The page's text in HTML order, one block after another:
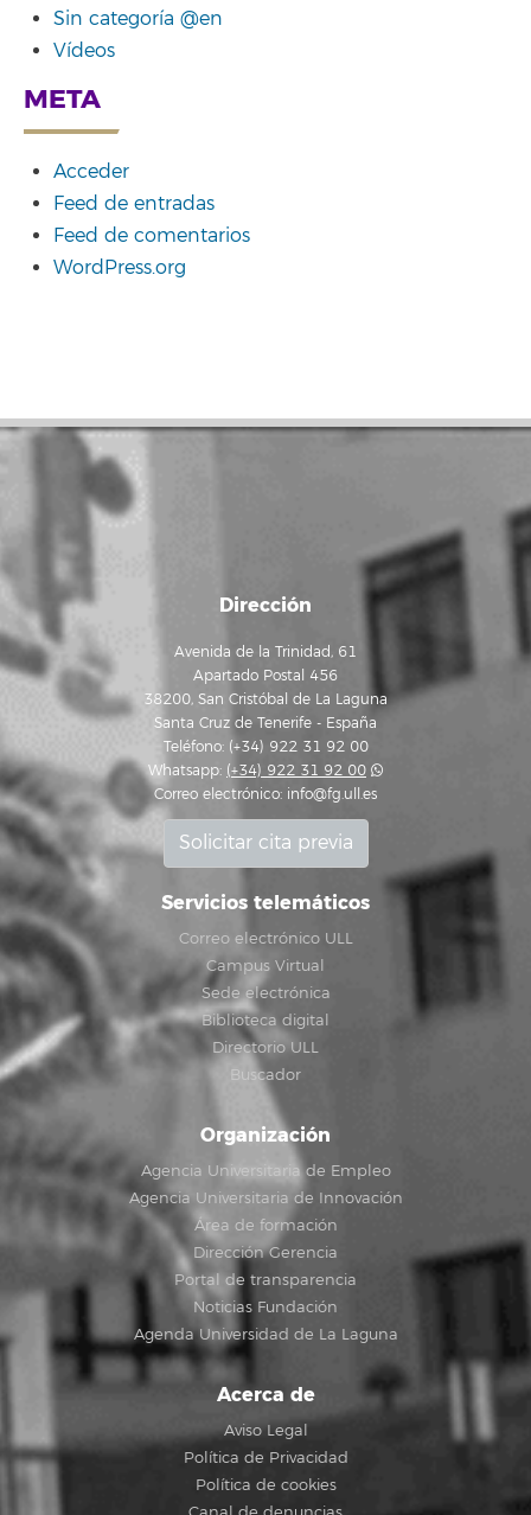
Sin categoría @en
Vídeos
META
Acceder
Feed de entradas
Feed de comentarios
WordPress.org
Dirección
Avenida de la Trinidad, 61
Apartado Postal 456
38200, San Cristóbal de La Laguna
Santa Cruz de Tenerife - España
Teléfono: (+34) 922 31 92 00
Whatsapp: (+34) 922 31 92 00
Correo electrónico: info@fg.ull.es
Solicitar cita previa
Servicios telemáticos
Correo electrónico ULL
Campus Virtual
Sede electrónica
Biblioteca digital
Directorio ULL
Buscador
Organización
Agencia Universitaria de Empleo
Agencia Universitaria de Innovación
Área de formación
Dirección Gerencia
Portal de transparencia
Noticias Fundación
Agenda Universidad de La Laguna
Acerca de
Aviso Legal
Política de Privacidad
Política de cookies